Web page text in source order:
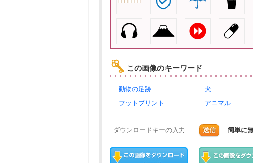
この画像のキーワード
動物の足跡 犬
フットプリント
アニマル
送信 簡単に無